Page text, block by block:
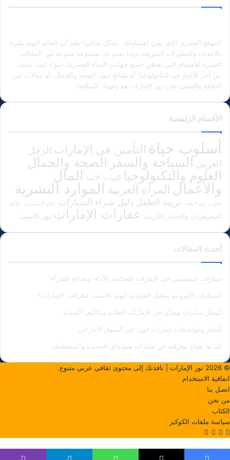
الموقع العصري الذي يلبي اهتماماتك بشكل مثالي! نعلم أن العالم اليوم مليء
بالأحداث والتطورات السريعة، ولذا نقدم لك مجموعة متنوعة من المقالات
المثيرة للاهتمام التي تغطي جميع جوانب الحياة العصرية. سواء كنت تبحث
عن آخر الأخبار في التكنولوجيا، أو نصائح حول الصحة والجمال، أو مقالات عن
الثقافة والفنون، فإن نور الإمارات هو وجهتك المثالية.
الأقسام الرئيسية
أسلوب حياة التأمين في الإمارات
الرجل
العربي السياحة والسفر الصحة والجمال
العلوم والتكنولوجيا
القيادة الآمنة
المال
والأعمال المرأة العربية الموارد البشرية
تجارب ومراجعات تربية الطفل دليل شراء السيارات عالم السيارات عالم
المجوهرات والأحجار الكريمة عقارات الإمارات نور كاست
أحدث المقالات
سيارات جينيسيس في الإمارات الفخامة، الأداء، ونصائح الشراء
السيارات الأوروبية مقابل الخليجية أيهما الأنسب لطرقات الإمارات؟
أسعار سيارات نيسان في الإمارات الفئات وتكاليف الصيانة
أسعار ومواصفات سيارات فورد في السوق الإماراتي
كل ما تحتاج معرفته عن سيارات هيونداي الجديدة والمستعملة
© 2026 نور الإمارات | نافذتك إلى محتوى ثقافي عربي متنوع.
اتفاقية الاستخدام
اتصل بنا
من نحن
الكتَاب
سياسة ملفات الكوكيز
فيسبوك
‫X لينكدإن